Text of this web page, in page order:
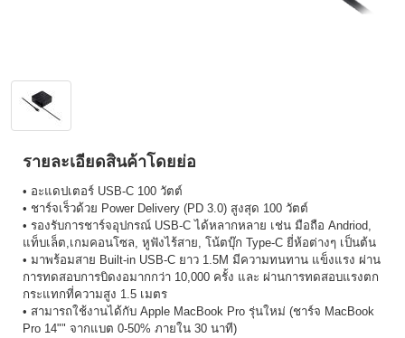
รายละเอียดสินค้าโดยย่อ
• อะแดปเตอร์ USB-C 100 วัตต์
• ชาร์จเร็วด้วย Power Delivery (PD 3.0) สูงสุด 100 วัตต์
• รองรับการชาร์จอุปกรณ์ USB-C ได้หลากหลาย เช่น มือถือ Andriod,
แท็บเล็ต,เกมคอนโซล, หูฟังไร้สาย, โน้ตบุ๊ก Type-C ยี่ห้อต่างๆ เป็นต้น
• มาพร้อมสาย Built-in USB-C ยาว 1.5M มีความทนทาน แข็งแรง ผ่าน
การทดสอบการบิดงอมากกว่า 10,000 ครั้ง และ ผ่านการทดสอบแรงตก
กระแทกที่ความสูง 1.5 เมตร
• สามารถใช้งานได้กับ Apple MacBook Pro รุ่นใหม่ (ชาร์จ MacBook
Pro 14"" จากแบต 0-50% ภายใน 30 นาที)